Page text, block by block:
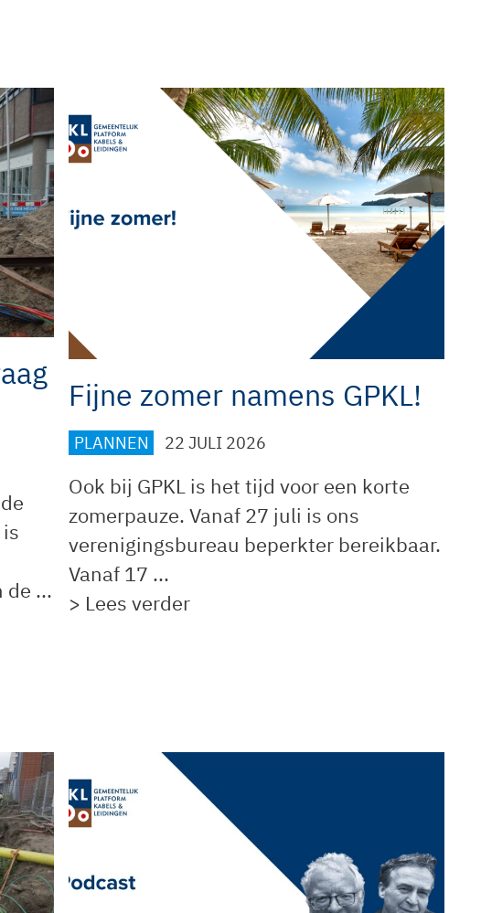
de ...
Fijne zomer namens GPKL!
PLANNEN 22 JULI 2026
Ook bij GPKL is het tijd voor een korte
zomerpauze. Vanaf 27 juli is ons
verenigingsbureau beperkter bereikbaar.
Vanaf 17 ...
> Lees verder